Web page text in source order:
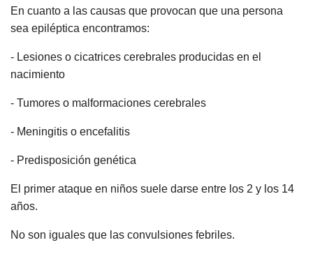
En cuanto a las causas que provocan que una persona
sea epiléptica encontramos:
- Lesiones o cicatrices cerebrales producidas en el
nacimiento
- Tumores o malformaciones cerebrales
- Meningitis o encefalitis
- Predisposición genética
El primer ataque en niños suele darse entre los 2 y los 14
años.
No son iguales que las convulsiones febriles.